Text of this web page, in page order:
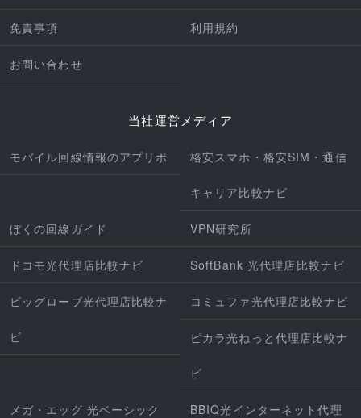
免責事項 利用規約
お問い合わせ
当社運営メディア
モバイル回線情報のアプリポ 格安スマホ・格安SIM・通信
キャリア比較ナビ
ぼくの回線ガイド VPN研究所
ドコモ光代理店比較ナビ SoftBank 光代理店比較ナビ
ビッグローブ光代理店比較ナ
ビ
コミュファ光代理店比較ナビ
ピカラ光ねっと代理店比較ナ
ビ
メガ・エッグ 光ベーシック BBIQ光インターネット代理